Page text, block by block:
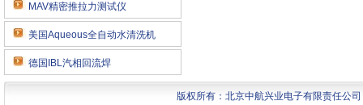
MAV精密推拉力测试仪
美国Aqueous全自动水清洗机
德国IBL汽相回流焊
版权所有：北京中航兴业电子有限责任公